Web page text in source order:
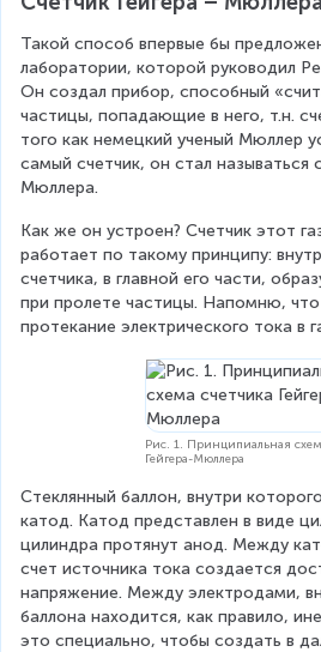
Такой способ впервые бы
лаборатории, которой руководил
Он создал прибор, способный
частицы, попадающие в него, т.н.
того как немецкий ученый Мюллер
самый счетчик, он стал называться
Мюллера.
Как же он устроен? Счетчик этот
работает по такому принципу:
счетчика, в главной его части,
при пролете частицы. Напомню,
протекание электрического тока в
Рис. 1. Принципиальная
Гейгера-Мюллера
Стеклянный баллон, внутри
катод. Катод представлен в виде
цилиндра протянут анод. Между
счет источника тока создается
напряжение. Между электродами,
баллона находится, как правило,
это специально, чтобы создать в